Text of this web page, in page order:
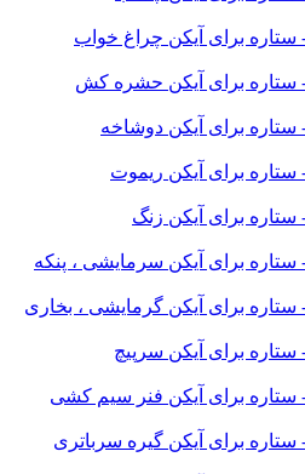
چراغ خواب
حشره کش
دوشاخه
ریموت
زنگ
سرمایشی ، پنکه
گرمایشی ، بخاری
سرپیچ
فنر سیم کشی
گیره سرباتری